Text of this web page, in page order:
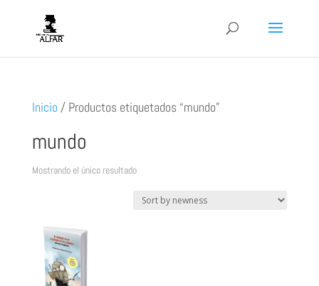
Inicio / Productos etiquetados “mundo”
mundo
Mostrando el único resultado